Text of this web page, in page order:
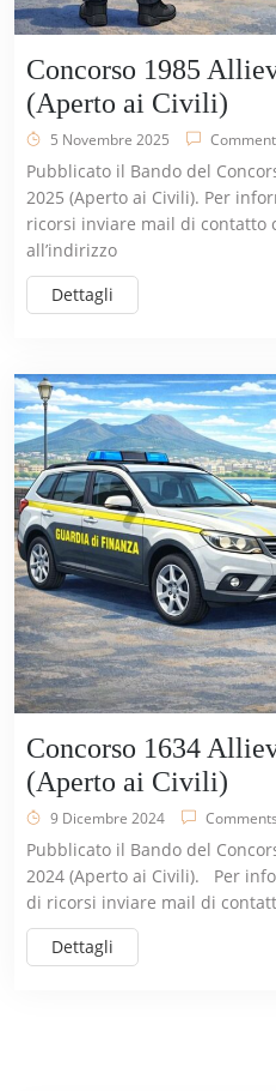
Concorso 1985
(Aperto ai Civili)
5 Novembre 2025
Pubblicato il Bando del
2025 (Aperto ai Civili). Per
ricorsi inviare mail di contatto
all’indirizzo
Dettagli
Concorso 1634
(Aperto ai Civili)
9 Dicembre 2024
Pubblicato il Bando del
2024 (Aperto ai Civili). Per
di ricorsi inviare mail di
Dettagli